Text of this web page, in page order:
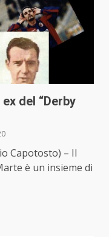
del “Derby
Capotosto) – Il
è un insieme di